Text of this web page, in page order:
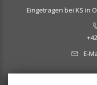
Eingetragen bei KS in
E-